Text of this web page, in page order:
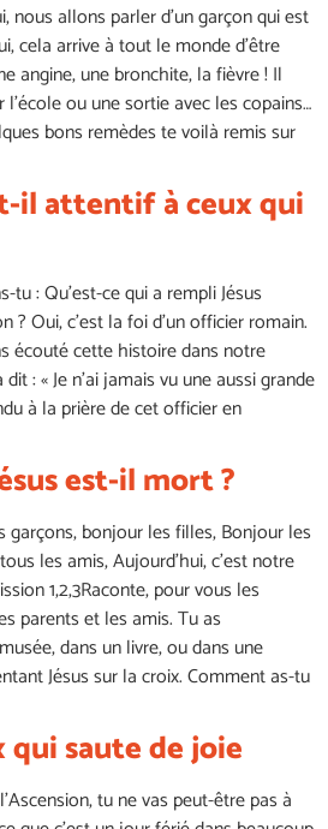
nous allons parler d’un garçon qui est
cela arrive à tout le monde d’être
angine, une bronchite, la fièvre ! Il
ou une sortie avec les copains…
bons remèdes te voilà remis sur
il attentif à ceux qui
tu : Qu’est-ce qui a rempli Jésus
? Oui, c’est la foi d’un officier romain.
écouté cette histoire dans notre
: « Je n’ai jamais vu une aussi grande
à la prière de cet officier en
est-il mort ?
garçons, bonjour les filles, Bonjour les
les amis, Aujourd’hui, c’est notre
1,2,3Raconte, pour vous les
parents et les amis. Tu as
dans un livre, ou dans une
Jésus sur la croix. Comment as-tu
saute de joie
tu ne vas peut-être pas à